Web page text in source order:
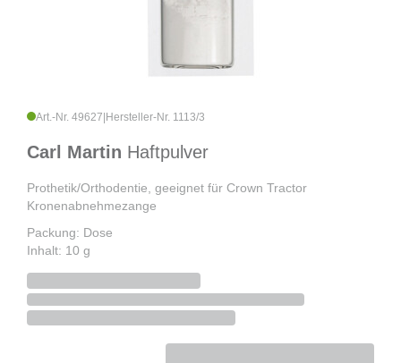
Art.-Nr. 49627 Hersteller-Nr. 1113/3
Carl Martin Haftpulver
Prothetik/Orthodentie, geeignet für Crown Tractor
Kronenabnehmezange
Packung: Dose
Inhalt: 10 g